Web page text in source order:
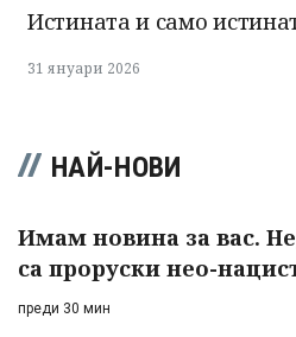
Истината и само
31 януари 2026
НАЙ-НОВИ
Имам новина за вас.
са проруски нео-
преди 30 мин